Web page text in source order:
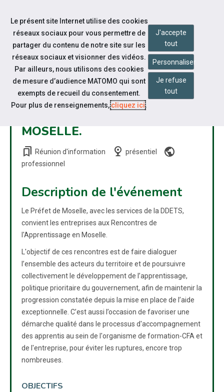
Aller au contenu
POUR LES ENTREPRISES : LES
RENCONTRES DE
MOSELLE.
bookmarks Réunion d'information nest_cam_indoor présentiel public
professionnel
Description de l'événement
Le Préfet de Moselle, avec les services de la DDETS,
convient les entreprises aux Rencontres de
l'Apprentissage en Moselle.
L'objectif de ces rencontres est de faire dialoguer
l’ensemble des acteurs du territoire et de poursuivre
collectivement le développement de l’apprentissage,
politique prioritaire du gouvernement, afin de maintenir la
progression constatée depuis la mise en place de l’aide
exceptionnelle. C’est aussi l’occasion de favoriser une
démarche qualité dans le processus d'accompagnement
des apprentis au sein de l'organisme de formation-CFA et
de l'entreprise, pour éviter les ruptures, encore trop
nombreuses.
OBJECTIFS
Le présent site Internet utilise des cookies
réseaux sociaux pour vous permettre de
partager du contenu de notre site sur les
réseaux sociaux et visionner des vidéos.
Par ailleurs, nous utilisons des cookies
de mesure d’audience MATOMO qui sont
exempts de recueil du consentement.
Pour plus de renseignements,cliquez ici.
J'accepte
tout
Personnaliser
Je refuse
tout